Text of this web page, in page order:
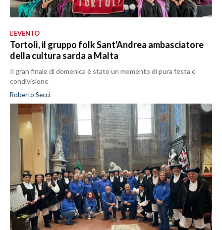
L’EVENTO
Tortolì, il gruppo folk Sant'Andrea ambasciatore
della cultura sarda a Malta
Il gran finale di domenica è stato un momento di pura festa e
condivisione
Roberto Secci